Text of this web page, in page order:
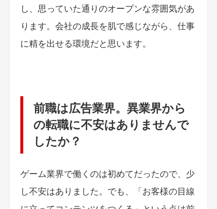
し、思っていた通りのオープンな雰囲気があ
ります。会社の成長を肌で感じながら、仕事
に精を出せる環境だと思います。
前職は広告業界。異業界から
の転職に不安はありませんで
したか？
ゲーム業界で働くのは初めてだったので、少
し不安はありました。でも、「お客様の目線